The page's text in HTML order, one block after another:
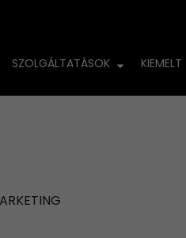
SZOLGÁLTATÁSOK KIEMELT